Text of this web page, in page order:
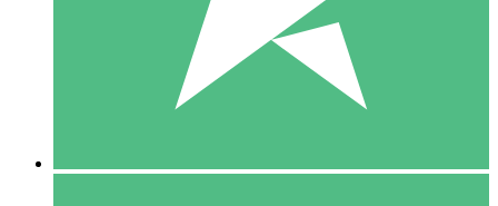
1 Téléchargement
10 00